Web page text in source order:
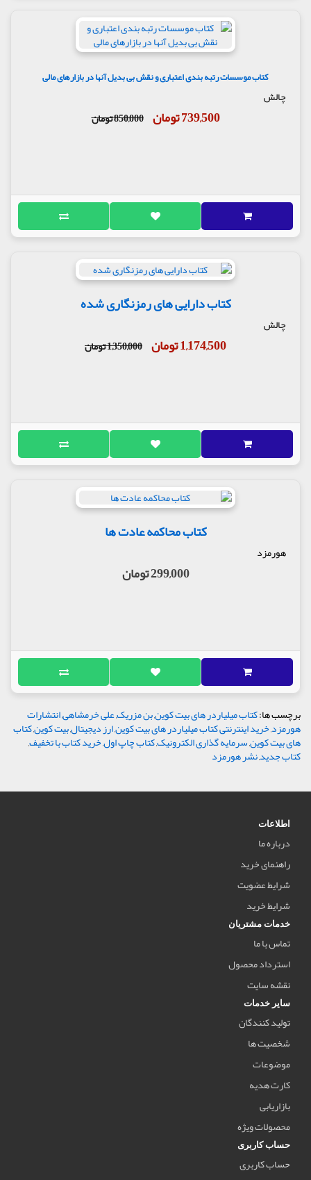
کتاب موسسات رتبه بندی اعتباری و نقش بی بدیل آنها در بازارهای مالی
چالش
739,500 تومان 850,000 تومان
کتاب دارایی های رمزنگاری شده
چالش
1,174,500 تومان 1,350,000 تومان
کتاب محاکمه عادت ها
هورمزد
299,000 تومان
برچسب ها:کتاب میلیاردر های بیت کوین,بن مزریک,علی خرمشاهی,انتشارات
هورمزد,خرید اینترنتی کتاب میلیاردر های بیت کوین,ارز دیجیتال,بیت کوین,کتاب
های بیت کوین,سرمایه گذاری الکترونیک,کتاب چاپ اول,خرید کتاب با تخفیف,
کتاب جدید,نشر هورمزد
اطلاعات
درباره ما
راهنمای خرید
شرایط عضویت
شرایط خرید
خدمات مشتریان
تماس با ما
استرداد محصول
نقشه سایت
سایر خدمات
تولید کنندگان
شخصیت ها
موضوعات
کارت هدیه
بازاریابی
محصولات ویژه
حساب کاربری
حساب کاربری